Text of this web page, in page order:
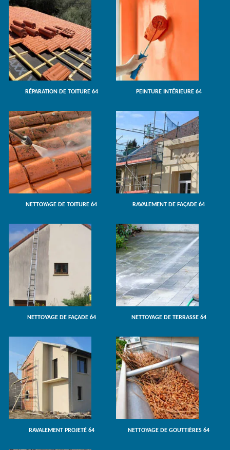
RÉPARATION DE TOITURE 64 PEINTURE INTÉRIEURE 64
NETTOYAGE DE TOITURE 64 RAVALEMENT DE FAÇADE 64
NETTOYAGE DE FAÇADE 64 NETTOYAGE DE TERRASSE 64
RAVALEMENT PROJETÉ 64 NETTOYAGE DE GOUTTIÈRES 64